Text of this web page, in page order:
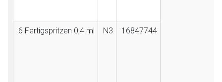
6 Fertigspritzen 0,4 ml N3 16847744